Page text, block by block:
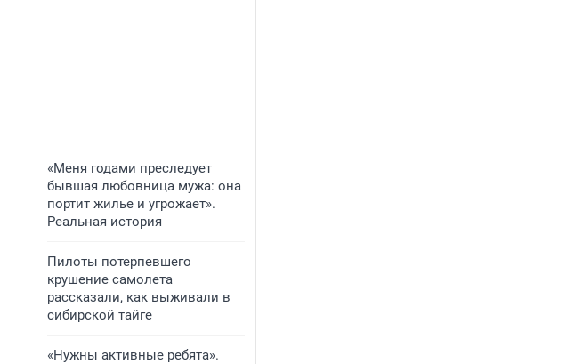
«Меня годами преследует
бывшая любовница мужа: она
портит жилье и угрожает».
Реальная история
Пилоты потерпевшего
крушение самолета
рассказали, как выживали в
сибирской тайге
«Нужны активные ребята».